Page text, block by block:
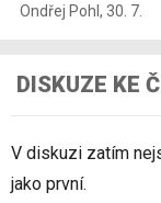
Ondřej Pohl , 30. 7.
DISKUZE KE
V diskuzi zatím
jako první.